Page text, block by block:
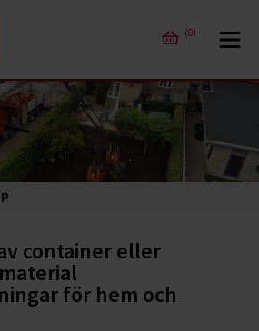
(0)
container eller
för hem och